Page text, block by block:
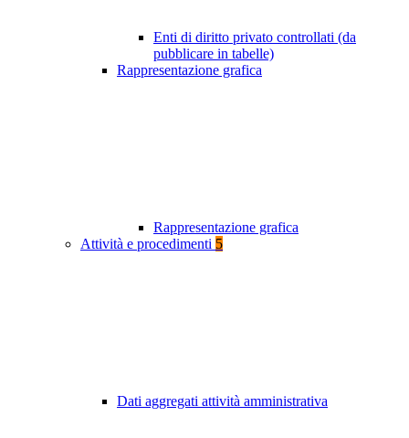
Enti di diritto privato controllati (da
pubblicare in tabelle)
Rappresentazione grafica
Rappresentazione grafica
Attività e procedimenti 5
Dati aggregati attività amministrativa